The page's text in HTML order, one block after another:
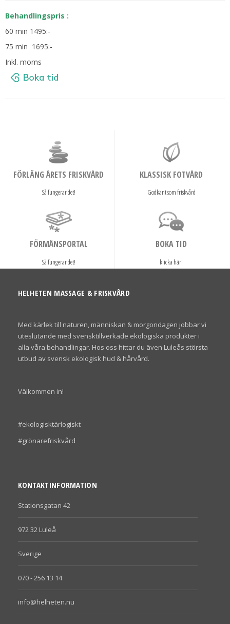
Behandlingspris :
60 min 1495:-
75 min 1695:-
Inkl. moms
FÖRLÄNG ÅRETS FRISKVÅRD
Så fungerar det!
KLASSISK FOTVÅRD
Godkänt som friskvård
FÖRMÅNSPORTAL
Så fungerar det!
BOKA TID
klicka här!
HELHETEN MASSAGE & FRISKVÅRD
Med kärlek till naturen, människan & morgondagen jobbar vi
uteslutande med svensktillverkade ekologiska produkter i
alla våra behandlingar. Hos oss hittar du även Luleås största
utbud av svensk ekologisk hud & hårvård.
Välkommen in!
#ekologisktärlogiskt
#grönarefriskvård
KONTAKTINFORMATION
Stationsgatan 42
972 32 Luleå
Sverige
070 - 256 13 14
info@helheten.nu